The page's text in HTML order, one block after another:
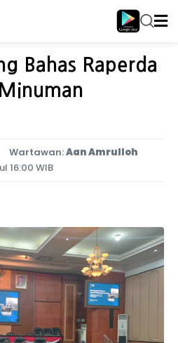
Bahas Raperda
Wartawan:Aan Amrulloh
16:00 WIB